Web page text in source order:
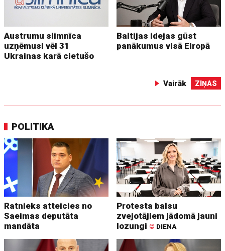
Austrumu slimnīca
uzņēmusi vēl 31
Ukrainas karā cietušo
Baltijas idejas gūst
panākumus visā Eiropā
Vairāk ZIŅAS
POLITIKA
Ratnieks atteicies no
Saeimas deputāta
mandāta
Protesta balsu
zvejotājiem jādomā jauni
lozungi © DIENA